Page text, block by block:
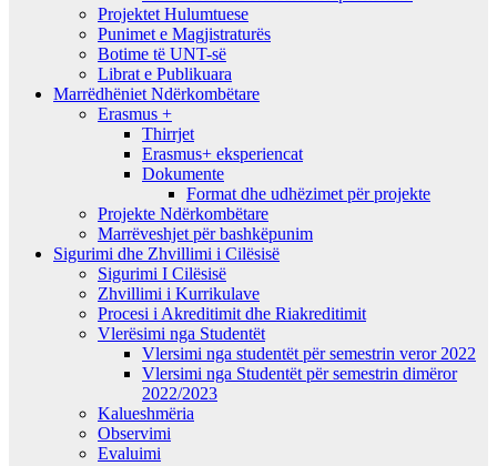
Projektet Hulumtuese
Punimet e Magjistraturës
Botime të UNT-së
Librat e Publikuara
Marrëdhëniet Ndërkombëtare
Erasmus +
Thirrjet
Erasmus+ eksperiencat
Dokumente
Format dhe udhëzimet për projekte
Projekte Ndërkombëtare
Marrëveshjet për bashkëpunim
Sigurimi dhe Zhvillimi i Cilësisë
Sigurimi I Cilësisë
Zhvillimi i Kurrikulave
Procesi i Akreditimit dhe Riakreditimit
Vlerësimi nga Studentët
Vlersimi nga studentët për semestrin veror 2022
Vlersimi nga Studentët për semestrin dimëror
2022/2023
Kalueshmëria
Observimi
Evaluimi